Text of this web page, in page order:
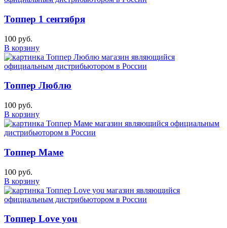
Топпер 1 сентября
100 руб.
В корзину
Топпер Люблю
100 руб.
В корзину
Топпер Маме
100 руб.
В корзину
Топпер Love you